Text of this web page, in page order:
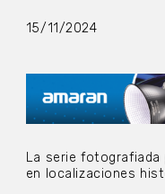
15/11/2024
La serie fotografiada
en localizaciones